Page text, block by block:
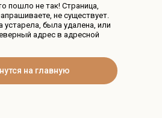
пошло не так! Страница,
не существует.
на главную
была удалена, или
адрес в адресной